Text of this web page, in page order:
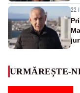
22
URMĂREȘTE-